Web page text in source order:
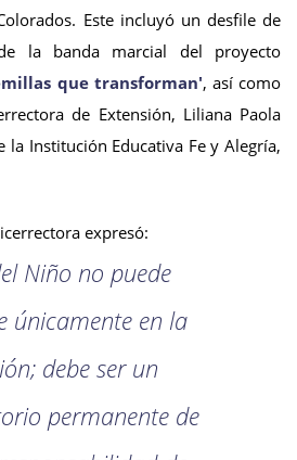
Este incluyó un desfile de
la banda marcial del proyecto
que transforman', así como
de Extensión, Liliana Paola
la Institución Educativa Fe y Alegría,
expresó:
Niño no puede
únicamente en la
debe ser un
permanente de